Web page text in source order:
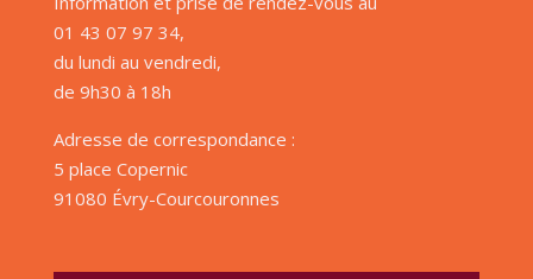
01 43 07 97 34,
du lundi au vendredi,
de 9h30 à 18h
Adresse de correspondance :
5 place Copernic
91080 Évry-Courcouronnes